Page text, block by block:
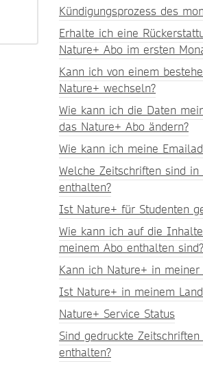
Kündigungsprozess des
Erhalte ich eine
Nature+ Abo im ersten
Kann ich von einem
Nature+ wechseln?
Wie kann ich die Daten
das Nature+ Abo ändern?
Wie kann ich meine
Welche Zeitschriften sind
enthalten?
Ist Nature+ für Studenten
Wie kann ich auf die
meinem Abo enthalten sind?
Kann ich Nature+ in meiner
Ist Nature+ in meinem
Nature+ Service Status
Sind gedruckte
enthalten?